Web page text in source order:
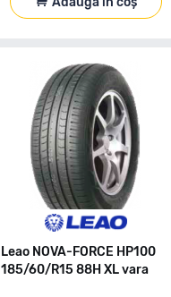
Leao NOVA-FORCE HP100
185/60/R15 88H XL vara